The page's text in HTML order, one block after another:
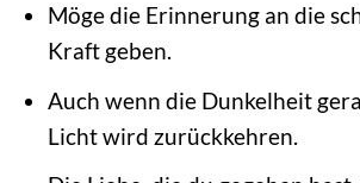
Möge die Erinnerung an die
Kraft geben.
Auch wenn die Dunkelheit
Licht wird zurückkehren.